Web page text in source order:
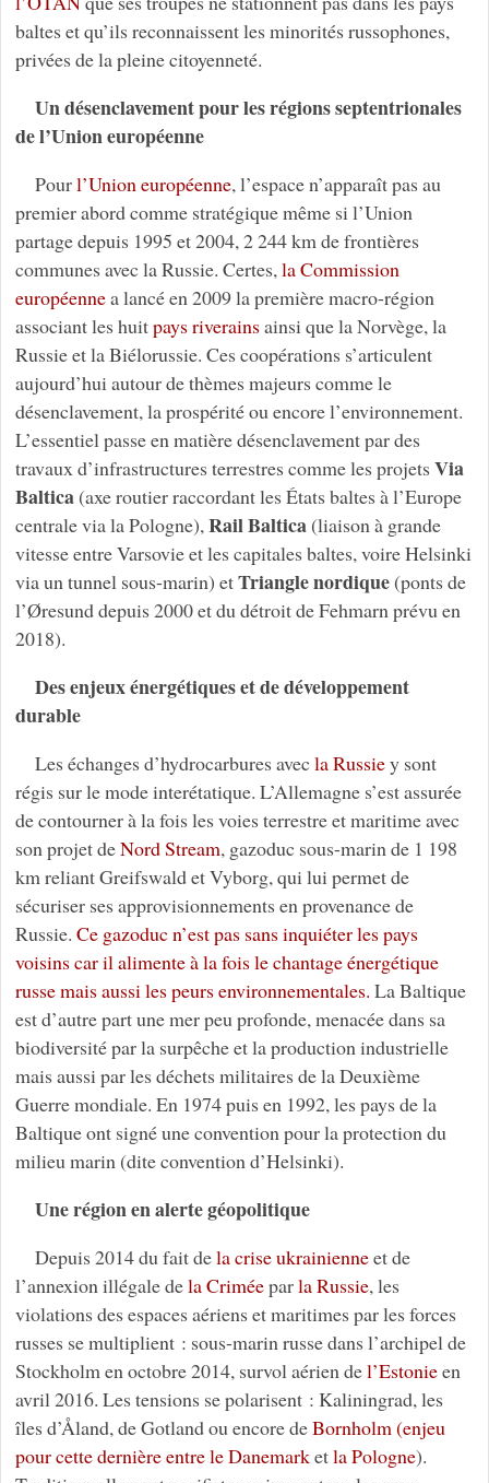
baltes et qu’ils reconnaissent les minorités russophones,
privées de la pleine citoyenneté.
Un désenclavement pour les régions septentrionales
de l’Union européenne
Pourl’Union européenne, l’espace n’apparaît pas au
premier abord comme stratégique même si l’Union
partage depuis 1995 et 2004, 2 244 km de frontières
communes avec la Russie. Certes,la Commission
européennea lancé en 2009 la première macro-région
associant les huitpays riverainsainsi que la Norvège, la
Russie et la Biélorussie. Ces coopérations s’articulent
aujourd’hui autour de thèmes majeurs comme le
désenclavement, la prospérité ou encore l’environnement.
L’essentiel passe en matière désenclavement par des
travaux d’infrastructures terrestres comme les projets Via
Baltica(axe routier raccordant les États baltes à l’Europe
centrale via la Pologne),Rail Baltica (liaison à grande
vitesse entre Varsovie et les capitales baltes, voire Helsinki
via un tunnel sous-marin) etTrianglenordique (ponts de
l’Øresund depuis 2000 et du détroit de Fehmarn prévu en
2018).
Des enjeux énergétiques et de développement
durable
Les échanges d’hydrocarbures avecla Russiey sont
régis sur le mode interétatique. L’Allemagne s’est assurée
de contourner à la fois les voies terrestre et maritime avec
son projet deNord Stream, gazoduc sous-marin de 1 198
km reliant Greifswald et Vyborg, qui lui permet de
sécuriser ses approvisionnements en provenance de
Russie. Ce gazoduc n’est pas sans inquiéter les pays
voisins car il alimente à la fois le chantage énergétique
russe mais aussi les peurs environnementales. La Baltique
est d’autre part une mer peu profonde, menacée dans sa
biodiversité par la surpêche et la production industrielle
mais aussi par les déchets militaires de la Deuxième
Guerre mondiale. En 1974 puis en 1992, les pays de la
Baltique ont signé une convention pour la protection du
milieu marin (dite convention d’Helsinki).
Une région en alerte géopolitique
Depuis 2014 du fait dela crise ukrainienneet de
l’annexion illégale dela Criméeparla Russie, les
violations des espaces aériens et maritimes par les forces
russes se multiplient : sous-marin russe dans l’archipel de
Stockholm en octobre 2014, survol aérien del’Estonieen
avril 2016. Les tensions se polarisent : Kaliningrad, les
îles d’Åland, de Gotland ou encore deBornholm (enjeu
pour cette dernière entre le Danemarketla Pologne).